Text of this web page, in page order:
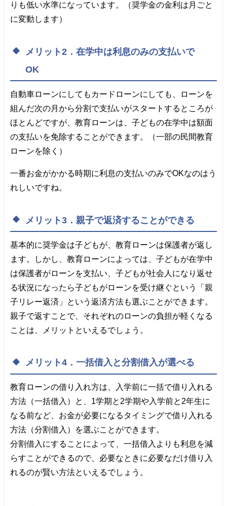
りも低い水準になっています。（奨学金の金利は月ごと
に変動します）
メリット2．在学中は利息のみの支払いで
OK
自動車ローンにしてもカードローンにしても、ローンを
組んだ次の月から分割で支払いがスタートするところが
ほとんどですが、教育ローンは、子どもの在学中は額面
の支払いを免除することができます。（一部の民間教育
ローンを除く）
一番お金がかかる時期に利息の支払いのみでOKなのはう
れしいですね。
メリット3．親子で返済することができる
基本的に奨学金は子どもが、教育ローンは保護者が返し
ます。しかし、教育ローンによっては、子どもが在学中
は保護者がローンを支払い、子どもが社会人になり返せ
る状況になったら子どもがローンを受け継ぐという「親
子リレー返済」という返済方法も選ぶことができます。
親子で返すことで、それぞれのローンの負担が軽くなる
ことは、メリットといえるでしょう。
メリット4．一括借入と分割借入が選べる
教育ローンの借り入れ方は、入学前に一括で借り入れる
方法（一括借入）と、1学期と2学期や入学前と2年生に
なる前など、お金が必要になるタイミングで借り入れる
方法（分割借入）を選ぶことができます。
分割借入にすることによって、一括借入よりも利息を減
らすことができるので、必要なときに必要なだけ借り入
れるのが賢い方法といえるでしょう。